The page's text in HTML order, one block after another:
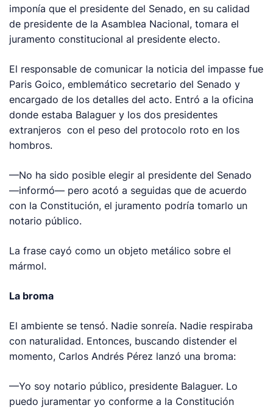
imponía que el presidente del Senado, en su calidad
de presidente de la Asamblea Nacional, tomara el
juramento constitucional al presidente electo.
El responsable de comunicar la noticia del impasse fue
Paris Goico, emblemático secretario del Senado y
encargado de los detalles del acto. Entró a la oficina
donde estaba Balaguer y los dos presidentes
extranjeros con el peso del protocolo roto en los
hombros.
—No ha sido posible elegir al presidente del Senado
—informó— pero acotó a seguidas que de acuerdo
con la Constitución, el juramento podría tomarlo un
notario público.
La frase cayó como un objeto metálico sobre el
mármol.
La broma
El ambiente se tensó. Nadie sonreía. Nadie respiraba
con naturalidad. Entonces, buscando distender el
momento, Carlos Andrés Pérez lanzó una broma:
—Yo soy notario público, presidente Balaguer. Lo
puedo juramentar yo conforme a la Constitución